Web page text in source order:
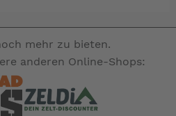
mehr zu bieten.
anderen Online-Shops: